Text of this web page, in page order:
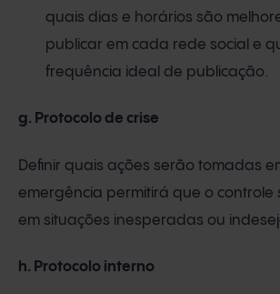
quais dias e horários são
publicar em cada rede social e
frequência ideal de publicação.
g. Protocolo de crise
Definir quais ações serão tomadas
emergência permitirá que o controle
em situações inesperadas ou
h. Protocolo interno